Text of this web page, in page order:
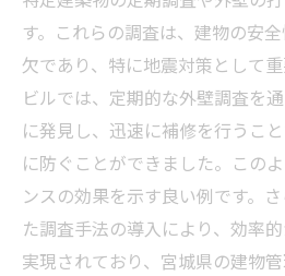
す。これらの調査は、建物の安
欠であり、特に地震対策として
ビルでは、定期的な外壁調査を
に発見し、迅速に補修を行うこ
に防ぐことができました。この
ンスの効果を示す良い例です。
た調査手法の導入により、効率
実現されており、宮城県の建物